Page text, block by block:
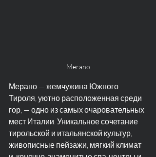
Merano
Мерано — жемчужина Южного
Тироля, уютно расположенная среди
гор, — одно из самых очаровательных
мест Италии. Уникальное сочетание
тирольской и итальянской культур,
живописные пейзажи, мягкий климат